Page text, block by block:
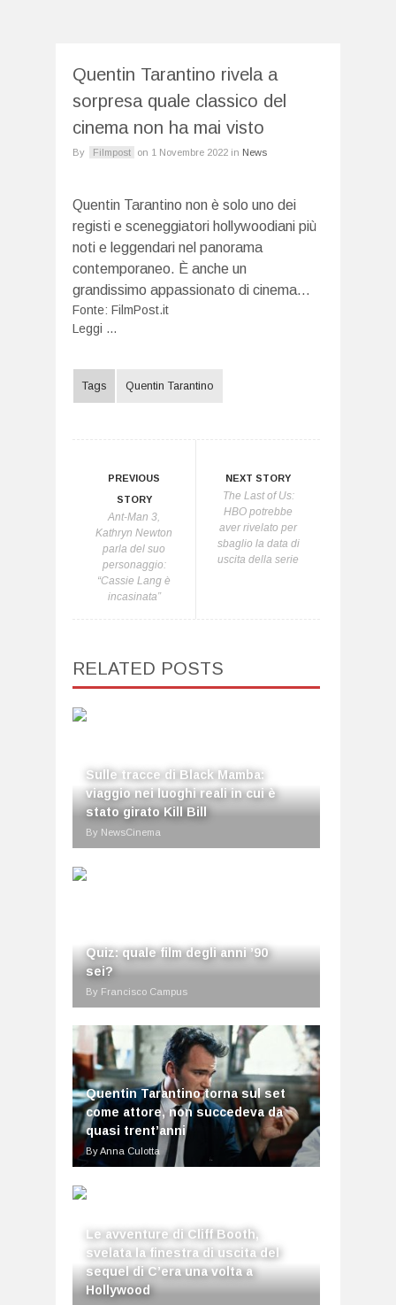
Quentin Tarantino rivela a
sorpresa quale classico del
cinema non ha mai visto
By Filmpost on 1 Novembre 2022 in News
Quentin Tarantino non è solo uno dei
registi e sceneggiatori hollywoodiani più
noti e leggendari nel panorama
contemporaneo. È anche un
grandissimo appassionato di cinema…
Fonte: FilmPost.it
Leggi ...
Tags Quentin Tarantino
PREVIOUS
STORY
Ant-Man 3,
Kathryn Newton
parla del suo
personaggio:
“Cassie Lang è
incasinata”
NEXT STORY
The Last of Us:
HBO potrebbe
aver rivelato per
sbaglio la data di
uscita della serie
RELATED POSTS
Sulle tracce di Black Mamba:
viaggio nei luoghi reali in cui è
stato girato Kill Bill
By NewsCinema
Quiz: quale film degli anni ’90
sei?
By Francisco Campus
Quentin Tarantino torna sul set
come attore, non succedeva da
quasi trent’anni
By Anna Culotta
Le avventure di Cliff Booth,
svelata la finestra di uscita del
sequel di C’era una volta a
Hollywood